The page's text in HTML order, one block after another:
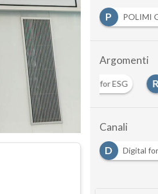
P
POLIMI
Argomenti
D
Digital for ESG R
Canali
D
Digital